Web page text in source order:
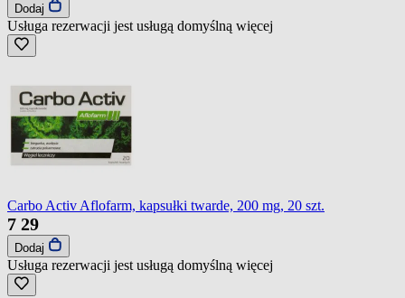
Dodaj
Usługa rezerwacji jest usługą domyślną więcej
Carbo Activ Aflofarm, kapsułki twarde, 200 mg, 20 szt.
7 29
Dodaj
Usługa rezerwacji jest usługą domyślną więcej